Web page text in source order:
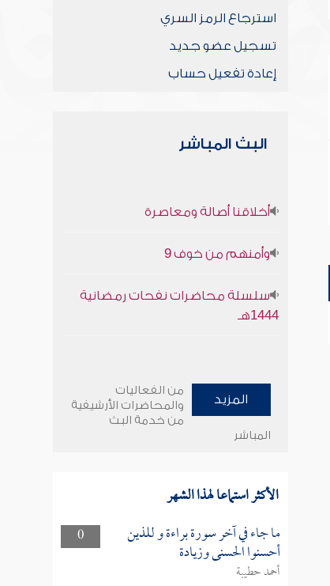
استرجاع الرمز السري
تسجيل عضو جديد
إعادة تفعيل حساب
البث المباشر
أخلاقنا أصالة ومعاصرة
وأمنهم من خوف 9
سلسلة محاضرات نفحات رمضانية
1444هـ
المزيد
من الفعاليات
والمحاضرات الأرشيفية
من خدمة البث
المباشر
الأكثر استماعا لهذا الشهر
0 ما جاء في آخر سورة براءة و للذين
أحسنوا الحسنى وزيادة
أحمد حطيبة